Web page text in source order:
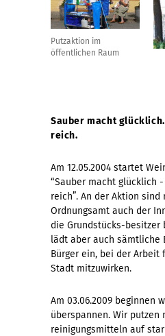
Putzaktion im
öffentlichen Raum
Sauber macht
reich.
Am 12.05.2004 startet
“Sauber macht glücklich
reich”. An der Aktion sind
Ordnungsamt auch der
die Grundstücks-besitzer
lädt aber auch sämtliche
Bürger ein, bei der Arbeit
Stadt mitzuwirken.
Am 03.06.2009 beginnen
überspannen. Wir putzen
reinigungsmitteln auf